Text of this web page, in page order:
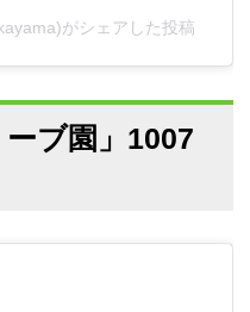
がシェアした投稿
ーブ園」1007